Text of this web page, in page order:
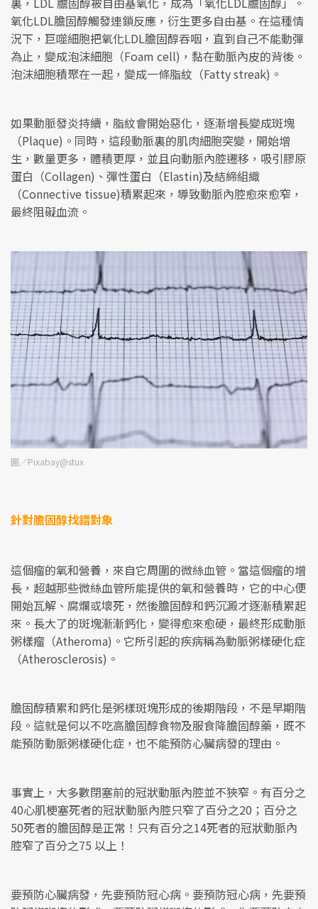
氧化LDL膽固醇觸發連鎖反應，衍生更多自由基。在這種情
況下，巨噬細胞把氧化LDL膽固醇吞咽，直到自己不能動彈
為止，變成泡沫細胞（Foam cell)，黏在動脈內皮的背後。
泡沫細胞積聚在一起，變成一條脂紋（Fatty streak)。
如果動脈發炎持續，脂紋會開始惡化，逐漸增長變成斑塊
（Plaque)。同時，這段動脈裏的肌肉細胞突變，開始增
生，數量更多，體積更厚，並且向動脈內腔遷移，吸引膠原
蛋白（Collagen)、彈性蛋白（Elastin)及結締組織
（Connective tissue)積累起來，導致動脈內腔愈來愈窄，
最終阻礙血流。
圖／Pixabay@stux
針對膽固醇找錯對象
這個瘤的氧和營養，來自它周圍的微絲血管。當這個瘤的增
長，超越那些微絲血管所能提供的氧和營養時，它的中心便
開始瓦解、腐爛或壞死，然後膽固醇和鈣沉澱才逐漸積累起
來。長大了的斑塊漸漸鈣化，變得愈來愈硬，最終形成動脈
粥樣瘤（Atheroma)。它所引起的疾病稱為動脈粥樣硬化症
（Atherosclerosis)。
膽固醇積累和鈣化是粥樣斑塊形成的後期階段，不是早期階
段。這就是何以不吃高膽固醇食物及服食降膽固醇藥，既不
能預防動脈粥樣硬化症，也不能預防心臟病發的理由。
事實上，大多數閉塞前的冠狀動脈內腔並不狹窄。有百分之
40心肌梗塞死者的冠狀動脈內腔只窄了百分之20；百分之
50死者的膽固醇是正常！只有百分之14死者的冠狀動脈內
腔窄了百分之75 以上！
要預防心臟病發，先要預防冠心病。要預防冠心病，先要預